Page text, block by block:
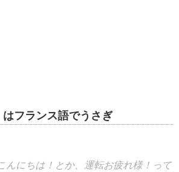
フランス語でうさぎ
んにちは！とか、運転お疲れ様！って